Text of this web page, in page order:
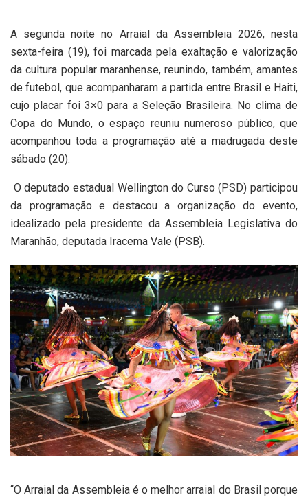
A segunda noite no Arraial da Assembleia 2026, nesta
sexta-feira (19), foi marcada pela exaltação e valorização
da cultura popular maranhense, reunindo, também, amantes
de futebol, que acompanharam a partida entre Brasil e Haiti,
cujo placar foi 3×0 para a Seleção Brasileira. No clima de
Copa do Mundo, o espaço reuniu numeroso público, que
acompanhou toda a programação até a madrugada deste
sábado (20).
O deputado estadual Wellington do Curso (PSD) participou
da programação e destacou a organização do evento,
idealizado pela presidente da Assembleia Legislativa do
Maranhão, deputada Iracema Vale (PSB).
“O Arraial da Assembleia é o melhor arraial do Brasil porque